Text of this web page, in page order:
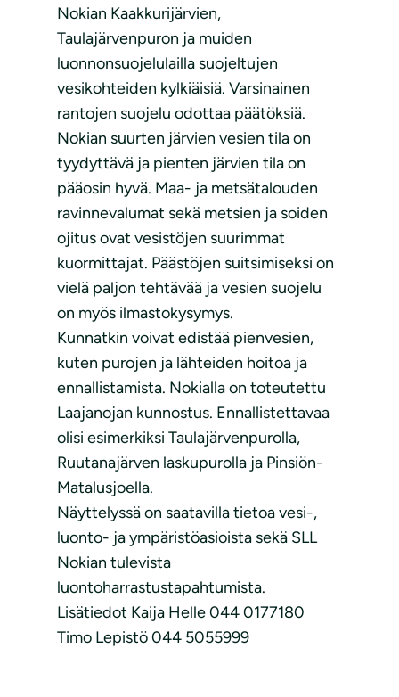
Nokian Kaakkurijärvien,
Taulajärvenpuron ja muiden
luonnonsuojelulailla suojeltujen
vesikohteiden kylkiäisiä. Varsinainen
rantojen suojelu odottaa päätöksiä.
Nokian suurten järvien vesien tila on
tyydyttävä ja pienten järvien tila on
pääosin hyvä. Maa- ja metsätalouden
ravinnevalumat sekä metsien ja soiden
ojitus ovat vesistöjen suurimmat
kuormittajat. Päästöjen suitsimiseksi on
vielä paljon tehtävää ja vesien suojelu
on myös ilmastokysymys.
Kunnatkin voivat edistää pienvesien,
kuten purojen ja lähteiden hoitoa ja
ennallistamista. Nokialla on toteutettu
Laajanojan kunnostus. Ennallistettavaa
olisi esimerkiksi Taulajärvenpurolla,
Ruutanajärven laskupurolla ja Pinsiön-
Matalusjoella.
Näyttelyssä on saatavilla tietoa vesi-,
luonto- ja ympäristöasioista sekä SLL
Nokian tulevista
luontoharrastustapahtumista.
Lisätiedot Kaija Helle 044 0177180
Timo Lepistö 044 5055999